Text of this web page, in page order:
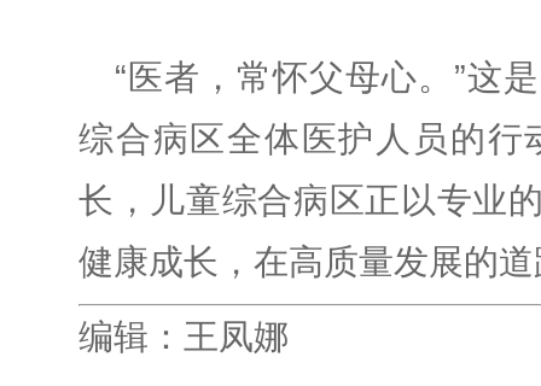
“医者，常怀父母心。”这
综合病区全体医护人员的
长，儿童综合病区正以专业
健康成长，在高质量发展的
编辑：王凤娜